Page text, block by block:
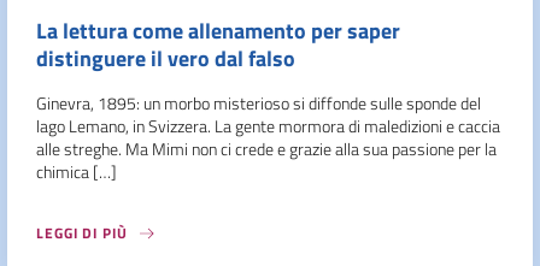
La lettura come allenamento per saper
distinguere il vero dal falso
Ginevra, 1895: un morbo misterioso si diffonde sulle sponde del
lago Lemano, in Svizzera. La gente mormora di maledizioni e caccia
alle streghe. Ma Mimi non ci crede e grazie alla sua passione per la
chimica […]
LEGGI DI PIÙ